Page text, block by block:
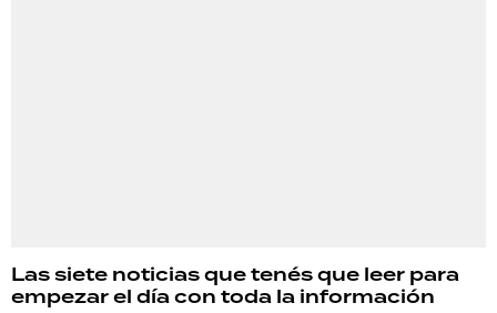
Las siete noticias que tenés que leer para
empezar el día con toda la información